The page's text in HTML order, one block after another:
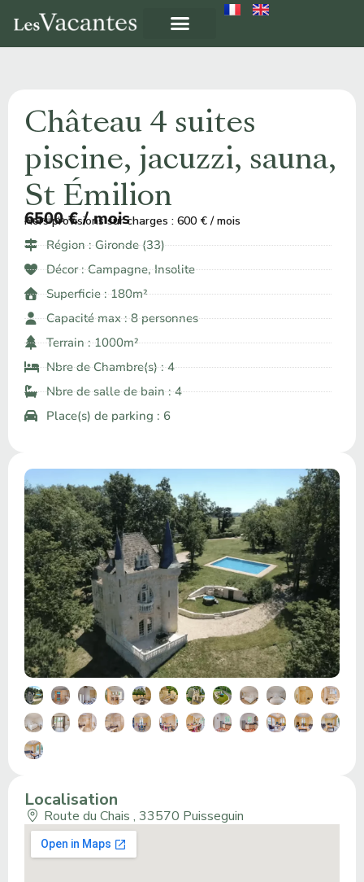
Château 4 suites
piscine, jacuzzi, sauna,
St Émilion
À partir de ​
6500 € / mois
Hors provisions sur charges : 600 € / mois
Région :Gironde (33)
Décor :Campagne,Insolite
Superficie : 180m²
Capacité max : 8 personnes
Terrain : 1000m²
Nbre de Chambre(s) : 4
Nbre de salle de bain : 4
Place(s) de parking : 6
Localisation
Route du Chais , 33570 Puisseguin